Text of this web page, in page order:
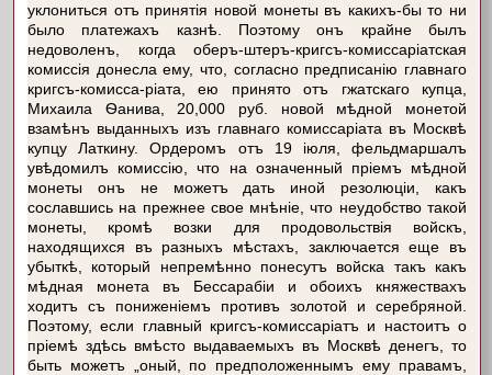
уклониться отъ принятія новой монеты въ какихъ-бы то ни
было платежахъ казнѣ. Поэтому онъ крайне былъ
недоволенъ, когда оберъ-штеръ-кригсъ-комиссаріатская
комиссія донесла ему, что, согласно предписанію главнаго
кригсъ-комисса-ріата, ею принято отъ гжатскаго купца,
Михаила Ѳанива, 20,000 руб. новой мѣдной монетой
взамѣнъ выданныхъ изъ главнаго комиссаріата въ Москвѣ
купцу Латкину. Ордеромъ отъ 19 іюля, фельдмаршалъ
увѣдомилъ комиссію, что на означенный пріемъ мѣдной
монеты онъ не можетъ дать иной резолюціи, какъ
сославшись на прежнее свое мнѣніе, что неудобство такой
монеты, кромѣ возки для продовольствія войскъ,
находящихся въ разныхъ мѣстахъ, заключается еще въ
убыткѣ, который непремѣнно понесутъ войска такъ какъ
мѣдная монета въ Бессарабіи и обоихъ княжествахъ
ходитъ съ пониженіемъ противъ золотой и серебряной.
Поэтому, если главный кригсъ-комиссаріатъ и настоитъ о
пріемѣ здѣсь вмѣсто выдаваемыхъ въ Москвѣ денегъ, то
быть можетъ „оный, по предположеннымъ ему правамъ,